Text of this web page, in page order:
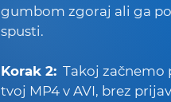
gumbom zgoraj ali ga
spusti.
Korak 2: Takoj začnemo
tvoj MP4 v AVI, brez